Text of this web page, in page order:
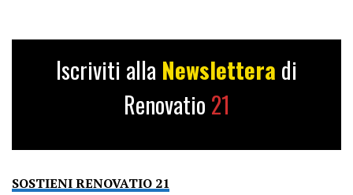
Iscriviti alla Newslettera di
Renovatio 21
SOSTIENI RENOVATIO 21